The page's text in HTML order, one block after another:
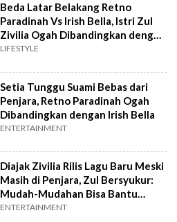
Beda Latar Belakang Retno
Paradinah Vs Irish Bella, Istri Zul
Zivilia Ogah Dibandingkan dengan
Ibel
LIFESTYLE
Setia Tunggu Suami Bebas dari
Penjara, Retno Paradinah Ogah
Dibandingkan dengan Irish Bella
ENTERTAINMENT
Diajak Zivilia Rilis Lagu Baru Meski
Masih di Penjara, Zul Bersyukur:
Mudah-Mudahan Bisa Bantu
Keluarga Saya
ENTERTAINMENT